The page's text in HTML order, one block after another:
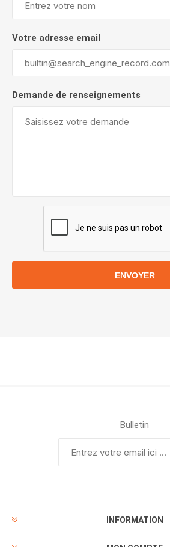
Votre adresse email
Demande de renseignements
ENVOYER
Bulletin
INFORMATION